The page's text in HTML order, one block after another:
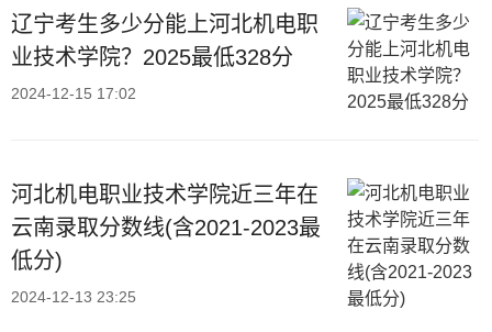
辽宁考生多少分能上河北机电职
业技术学院？2025最低328分
2024-12-15 17:02
河北机电职业技术学院近三年在
云南录取分数线(含2021-2023最
低分)
2024-12-13 23:25